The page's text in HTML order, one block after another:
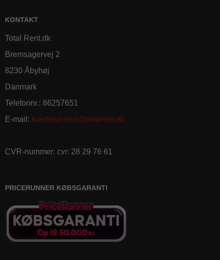
KONTAKT
Total Rent.dk
Bremsagervej 2
8230 Åbyhøj
Danmark
Telefonnr.: 86257651
E-mail : kundeservice@totalrent.dk
CVR-nummer: cvr: 28 29 76 61
PRICERUNNER KØBSGARANTI